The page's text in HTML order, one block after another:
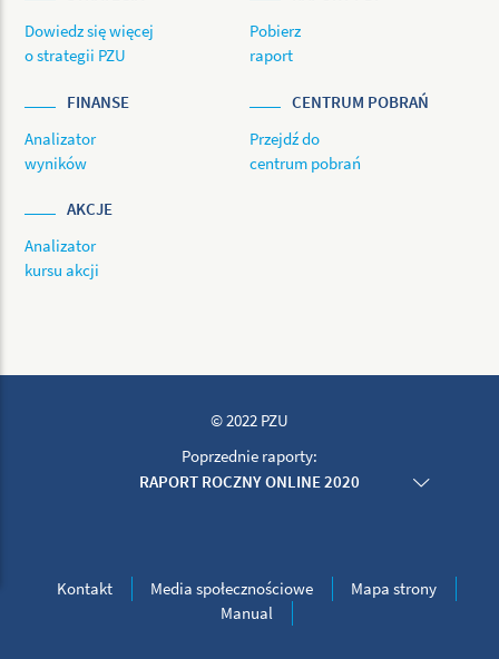
Dowiedz się więcej
o strategii PZU
Pobierz
raport
FINANSE
Analizator
wyników
CENTRUM POBRAŃ
Przejdź do
centrum pobrań
AKCJE
Analizator
kursu akcji
© 2022 PZU
Poprzednie raporty:
RAPORT ROCZNY ONLINE 2020
RAPORT ROCZNY ONLINE 2016
RAPORT ROCZNY ONLINE 2015
RAPORT ROCZNY ONLINE 2014
Kontakt Media społecznościowe
Mapa strony
Manual